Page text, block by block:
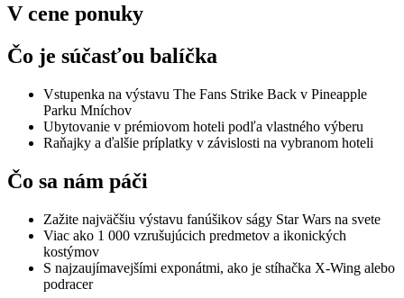
V cene ponuky
Čo je súčasťou balíčka
Vstupenka na výstavu The Fans Strike Back v Pineapple
Parku Mníchov
Ubytovanie v prémiovom hoteli podľa vlastného výberu
Raňajky a ďalšie príplatky v závislosti na vybranom hoteli
Čo sa nám páči
Zažite najväčšiu výstavu fanúšikov ságy Star Wars na svete
Viac ako 1 000 vzrušujúcich predmetov a ikonických
kostýmov
S najzaujímavejšími exponátmi, ako je stíhačka X-Wing alebo
podracer